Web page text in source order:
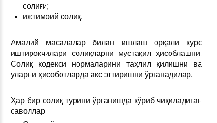
солиғи;
ижтимоий солиқ.
Амалий масалалар билан ишлаш орқали курс
иштирокчилари солиқларни мустақил ҳисоблашни,
Солиқ кодекси нормаларини таҳлил қилишни ва
уларни ҳисоботларда акс эттиришни ўрганадилар.
Ҳар бир солиқ турини ўрганишда кўриб чиқиладиган
саволлар: